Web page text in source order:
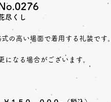
尽くし
の高い場面で着用する礼装です
なる場合がございます。